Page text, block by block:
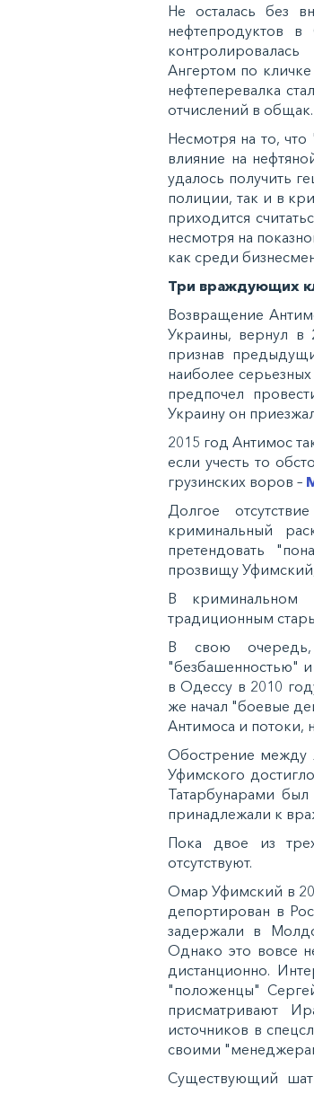
Не осталась без
нефтепродуктов
Ангертом по
нефтеперевалка
отчислений в общак.
Несмотря на то,
влияние на
удалось получить
полиции, так и в
приходится
несмотря на
как среди
Три враждующих
Возвращение
Украины, вернул в
признав
наиболее
предпочел
Украину он
2015 год Антимос
если учесть то
грузинских воров –
Долгое
криминальный
претендовать
прозвищу
В криминальном
традиционным
В свою
"безбашенностью"
в Одессу в 2010
же начал "боевые
Антимоса и потоки,
Обострение между
Уфимского
Татарбунарами
принадлежали к
Пока двое из
отсутствуют.
Омар Уфимский в
депортирован в
задержали в
Однако это вовсе
дистанционно.
"положенцы"
присматривают
источников в
своими
Существующий